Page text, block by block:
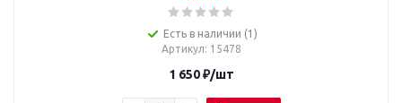
Есть в наличии (1)
Артикул: 15478
1 650₽/шт